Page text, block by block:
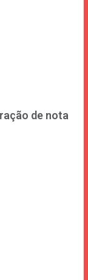
de nota